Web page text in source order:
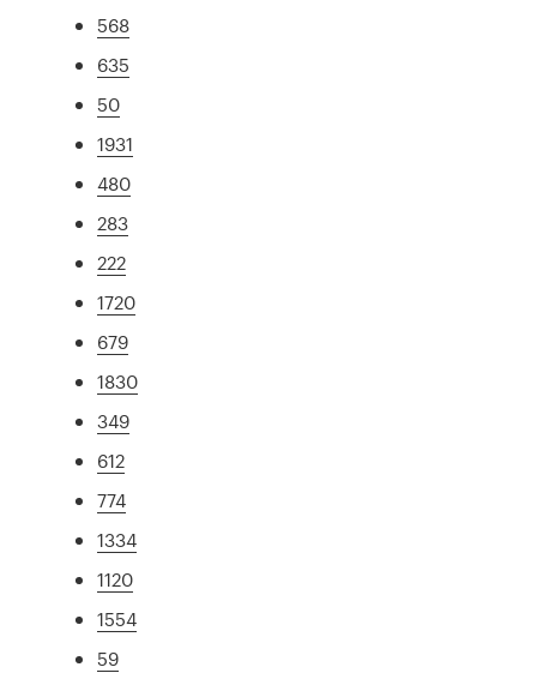
568
635
50
1931
480
283
222
1720
679
1830
349
612
774
1334
1120
1554
59